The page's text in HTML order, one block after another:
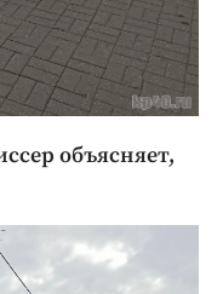
объясняет,